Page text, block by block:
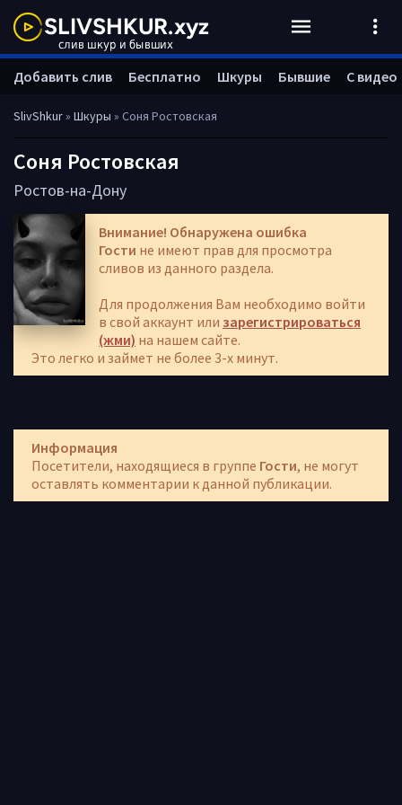
SlivShkur» Шкуры » Соня Ростовская
Соня Ростовская
Ростов-на-Дону
Внимание! Обнаружена ошибка
Гости не имеют прав для просмотра
сливов из данного раздела.
Для продолжения Вам необходимо войти
в свой аккаунт или зарегистрироваться
(жми) на нашем сайте.
Это легко и займет не более 3-х минут.
Информация
Посетители, находящиеся в группе Гости, не могут
оставлять комментарии к данной публикации.
Добавить слив Бесплатно Шкуры Бывшие С видео